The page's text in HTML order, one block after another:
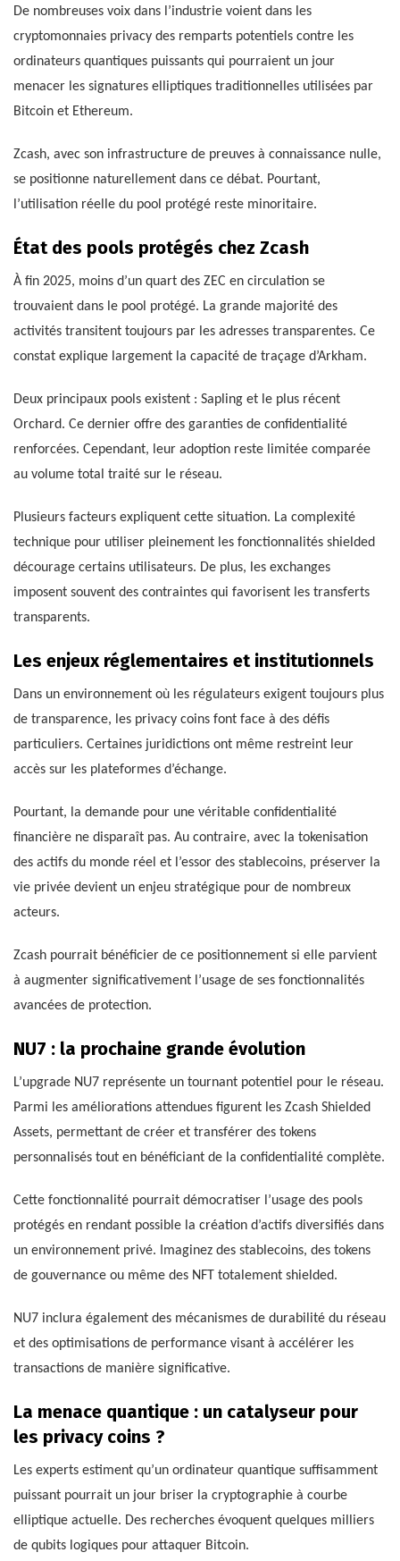
De nombreuses voix dans l’industrie voient dans les
cryptomonnaies privacy des remparts potentiels contre les
ordinateurs quantiques puissants qui pourraient un jour
menacer les signatures elliptiques traditionnelles utilisées par
Bitcoin et Ethereum.
Zcash, avec son infrastructure de preuves à connaissance nulle,
se positionne naturellement dans ce débat. Pourtant,
l’utilisation réelle du pool protégé reste minoritaire.
État des pools protégés chez Zcash
À fin 2025, moins d’un quart des ZEC en circulation se
trouvaient dans le pool protégé. La grande majorité des
activités transitent toujours par les adresses transparentes. Ce
constat explique largement la capacité de traçage d’Arkham.
Deux principaux pools existent : Sapling et le plus récent
Orchard. Ce dernier offre des garanties de confidentialité
renforcées. Cependant, leur adoption reste limitée comparée
au volume total traité sur le réseau.
Plusieurs facteurs expliquent cette situation. La complexité
technique pour utiliser pleinement les fonctionnalités shielded
décourage certains utilisateurs. De plus, les exchanges
imposent souvent des contraintes qui favorisent les transferts
transparents.
Les enjeux réglementaires et institutionnels
Dans un environnement où les régulateurs exigent toujours plus
de transparence, les privacy coins font face à des défis
particuliers. Certaines juridictions ont même restreint leur
accès sur les plateformes d’échange.
Pourtant, la demande pour une véritable confidentialité
financière ne disparaît pas. Au contraire, avec la tokenisation
des actifs du monde réel et l’essor des stablecoins, préserver la
vie privée devient un enjeu stratégique pour de nombreux
acteurs.
Zcash pourrait bénéficier de ce positionnement si elle parvient
à augmenter significativement l’usage de ses fonctionnalités
avancées de protection.
NU7 : la prochaine grande évolution
L’upgrade NU7 représente un tournant potentiel pour le réseau.
Parmi les améliorations attendues figurent les Zcash Shielded
Assets, permettant de créer et transférer des tokens
personnalisés tout en bénéficiant de la confidentialité complète.
Cette fonctionnalité pourrait démocratiser l’usage des pools
protégés en rendant possible la création d’actifs diversifiés dans
un environnement privé. Imaginez des stablecoins, des tokens
de gouvernance ou même des NFT totalement shielded.
NU7 inclura également des mécanismes de durabilité du réseau
et des optimisations de performance visant à accélérer les
transactions de manière significative.
La menace quantique : un catalyseur pour
les privacy coins ?
Les experts estiment qu’un ordinateur quantique suffisamment
puissant pourrait un jour briser la cryptographie à courbe
elliptique actuelle. Des recherches évoquent quelques milliers
de qubits logiques pour attaquer Bitcoin.